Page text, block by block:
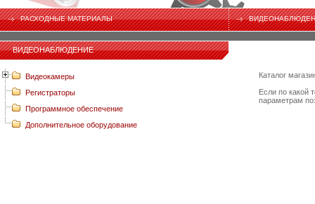
РАСХОДНЫЕ МАТЕРИАЛЫ
ВИДЕОНАБЛЮДЕНИЕ
Видеокамеры
Регистраторы
Программное обеспечение
Дополнительное оборудование
Каталог
Если по какой
параметрам